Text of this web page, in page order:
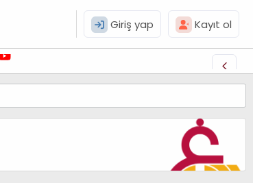
Giriş yap Kayıt ol